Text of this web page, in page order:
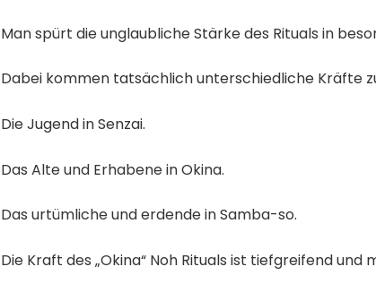
Man spürt die unglaubliche Stärke des Rituals in
Dabei kommen tatsächlich unterschiedliche Kräfte
Die Jugend in Senzai.
Das Alte und Erhabene in Okina.
Das urtümliche und erdende in Samba-so.
Die Kraft des „Okina“ Noh Rituals ist tiefgreifend und